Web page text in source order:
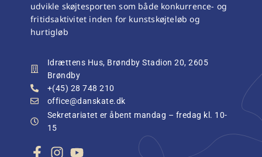
udvikle skøjtesporten som både konkurrence- og
fritidsaktivitet inden for kunstskøjteløb og
hurtigløb
Idrættens Hus, Brøndby Stadion 20, 2605
Brøndby
+(45) 28 748 210
office@danskate.dk
Sekretariatet er åbent mandag – fredag kl. 10-
15